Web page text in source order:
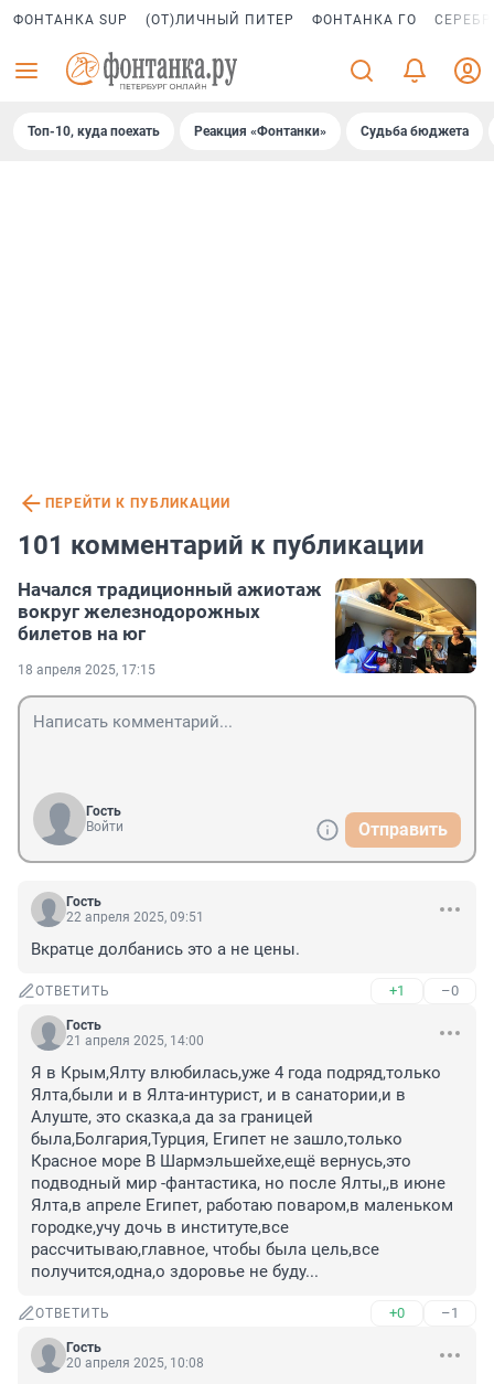
ФОНТАНКА SUP (ОТ)ЛИЧНЫЙ ПИТЕР ФОНТАНКА ГО
Топ-10, куда поехать Реакция «Фонтанки» Судьба бюджета
ПЕРЕЙТИ К ПУБЛИКАЦИИ
101 комментарий к публикации
Начался традиционный ажиотаж
вокруг железнодорожных
билетов на юг
18 апреля 2025, 17:15
Гость
Войти
Отправить
Гость
22 апреля 2025, 09:51
Вкратце долбанись это а не цены.
ОТВЕТИТЬ +1 –0
Гость
21 апреля 2025, 14:00
Я в Крым,Ялту влюбилась,уже 4 года подряд,только
Ялта,были и в Ялта-интурист, и в санатории,и в
Алуште, это сказка,а да за границей
была,Болгария,Турция, Египет не зашло,только
Красное море В Шармэльшейхе,ещё вернусь,это
подводный мир -фантастика, но после Ялты,,в июне
Ялта,в апреле Египет, работаю поваром,в маленьком
городке,учу дочь в институте,все
рассчитываю,главное, чтобы была цель,все
получится,одна,о здоровье не буду...
ОТВЕТИТЬ +0 –1
Гость
20 апреля 2025, 10:08